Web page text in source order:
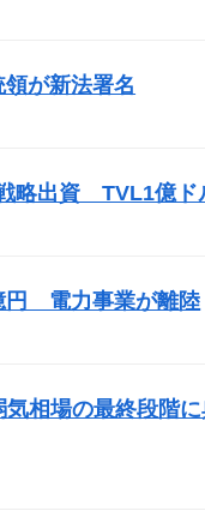
が新法署名
略出資 TVL1億ド
円 電力事業が離陸
相場の最終段階